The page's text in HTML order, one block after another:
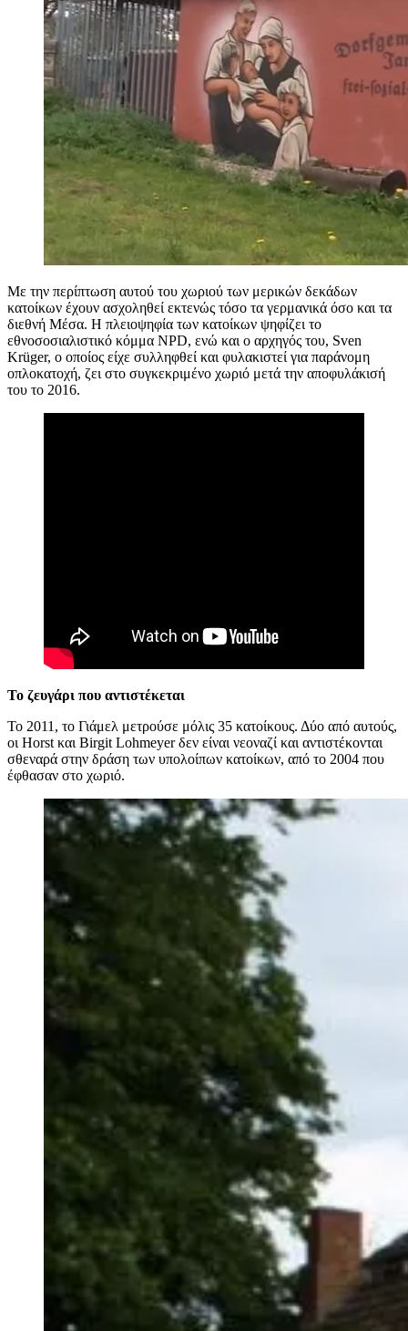
Με την περίπτωση αυτού του χωριού των μερικών δεκάδων
κατοίκων έχουν ασχοληθεί εκτενώς τόσο τα γερμανικά όσο και τα
διεθνή Μέσα. Η πλειοψηφία των κατοίκων ψηφίζει το
εθνοσοσιαλιστικό κόμμα NPD, ενώ και ο αρχηγός του, Sven
Krüger, ο οποίος είχε συλληφθεί και φυλακιστεί για παράνομη
οπλοκατοχή, ζει στο συγκεκριμένο χωριό μετά την αποφυλάκισή
του το 2016.
Το ζευγάρι που αντιστέκεται
Το 2011, το Γιάμελ μετρούσε μόλις 35 κατοίκους. Δύο από αυτούς,
οι Horst και Birgit Lohmeyer δεν είναι νεοναζί και αντιστέκονται
σθεναρά στην δράση των υπολοίπων κατοίκων, από το 2004 που
έφθασαν στο χωριό.